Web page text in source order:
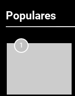
Populares
1